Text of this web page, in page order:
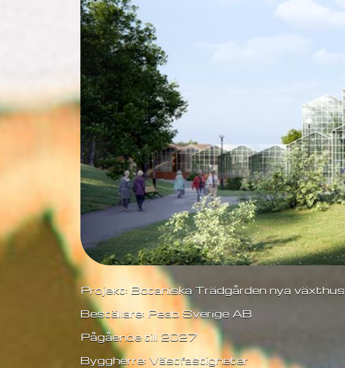
Projekt: Botaniska Trädgården nya växthus
Beställare: Peab Sverige AB
Pågående till 2027
Byggherre: Västfastigheter